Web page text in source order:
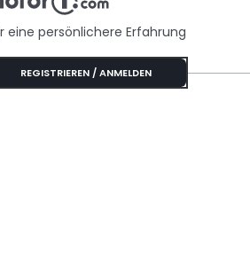
Specials
eine persönlichere Erfahrung
REGISTRIEREN / ANMELDEN